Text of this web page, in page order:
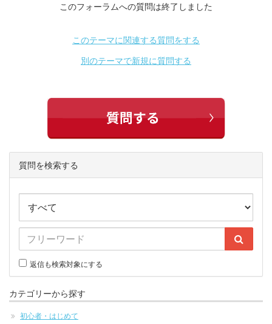
このフォーラムへの質問は終了しました
このテーマに関連する質問をする
別のテーマで新規に質問する
質問を検索する
返信も検索対象にする
カテゴリーから探す
初心者・はじめて